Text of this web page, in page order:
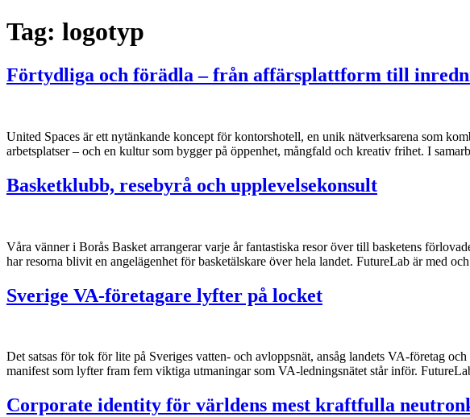
Tag: logotyp
Förtydliga och förädla – från affärsplattform till
United Spaces är ett nytänkande koncept för kontorshotell, en unik nätverksarena som
arbetsplatser – och en kultur som bygger på öppenhet, mångfald och kreativ frihet. I
Basketklubb, resebyrå och upplevelsekonsult
Våra vänner i Borås Basket arrangerar varje år fantastiska resor över till basketens
har resorna blivit en angelägenhet för basketälskare över hela landet. FutureLab är med
Sverige VA-företagare lyfter på locket
Det satsas för tok för lite på Sveriges vatten- och avloppsnät, ansåg landets VA-företag
manifest som lyfter fram fem viktiga utmaningar som VA-ledningsnätet står inför.
Corporate identity för världens mest kraftfulla